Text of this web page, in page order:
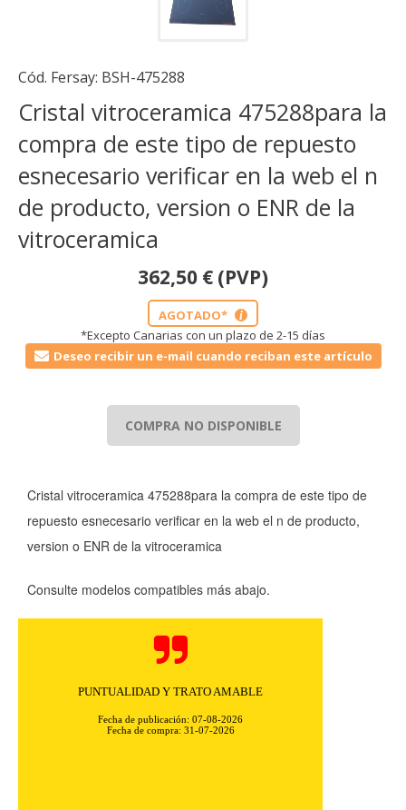
Cód. Fersay: BSH-475288
Cristal vitroceramica 475288para la
compra de este tipo de repuesto
esnecesario verificar en la web el n
de producto, version o ENR de la
vitroceramica
362,50 € (PVP)
AGOTADO* i
*Excepto Canarias con un plazo de 2-15 días
Deseo recibir un e-mail cuando reciban este artículo
COMPRA NO DISPONIBLE
Cristal vitroceramica 475288para la compra de este tipo de
repuesto esnecesario verificar en la web el n de producto,
version o ENR de la vitroceramica
Consulte modelos compatibles más abajo.
PUNTUALIDAD Y TRATO AMABLE
Fecha de publicación: 07-08-2026
Fecha de compra: 31-07-2026
CONFIGURACIÓN DE COOKIES
HABILITAR TODO
Cookies necesarias